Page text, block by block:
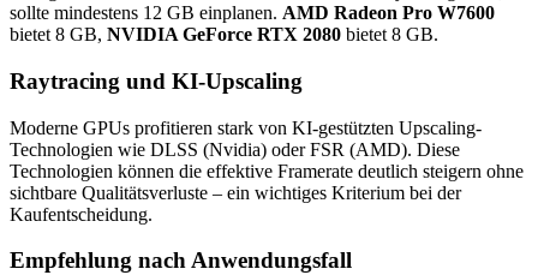
sollte mindestens 12 GB einplanen. AMD Radeon Pro W7600
bietet 8 GB, NVIDIA GeForce RTX 2080 bietet 8 GB.
Raytracing und KI-Upscaling
Moderne GPUs profitieren stark von KI-gestützten Upscaling-
Technologien wie DLSS (Nvidia) oder FSR (AMD). Diese
Technologien können die effektive Framerate deutlich steigern ohne
sichtbare Qualitätsverluste – ein wichtiges Kriterium bei der
Kaufentscheidung.
Empfehlung nach Anwendungsfall